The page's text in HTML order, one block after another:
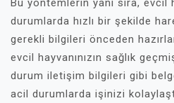
Bu yöntemlerin yanı sıra,
durumlarda hızlı bir şekilde
gerekli bilgileri önceden
evcil hayvanınızın sağlık
durum iletişim bilgileri gibi
acil durumlarda işinizi